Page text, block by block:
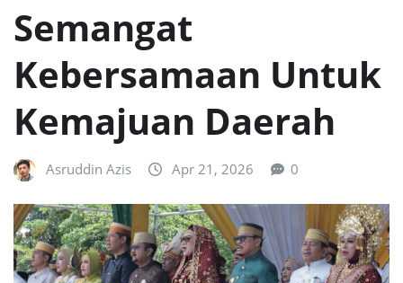
Semangat
Kebersamaan Untuk
Kemajuan Daerah
Asruddin Azis Apr 21, 2026 0